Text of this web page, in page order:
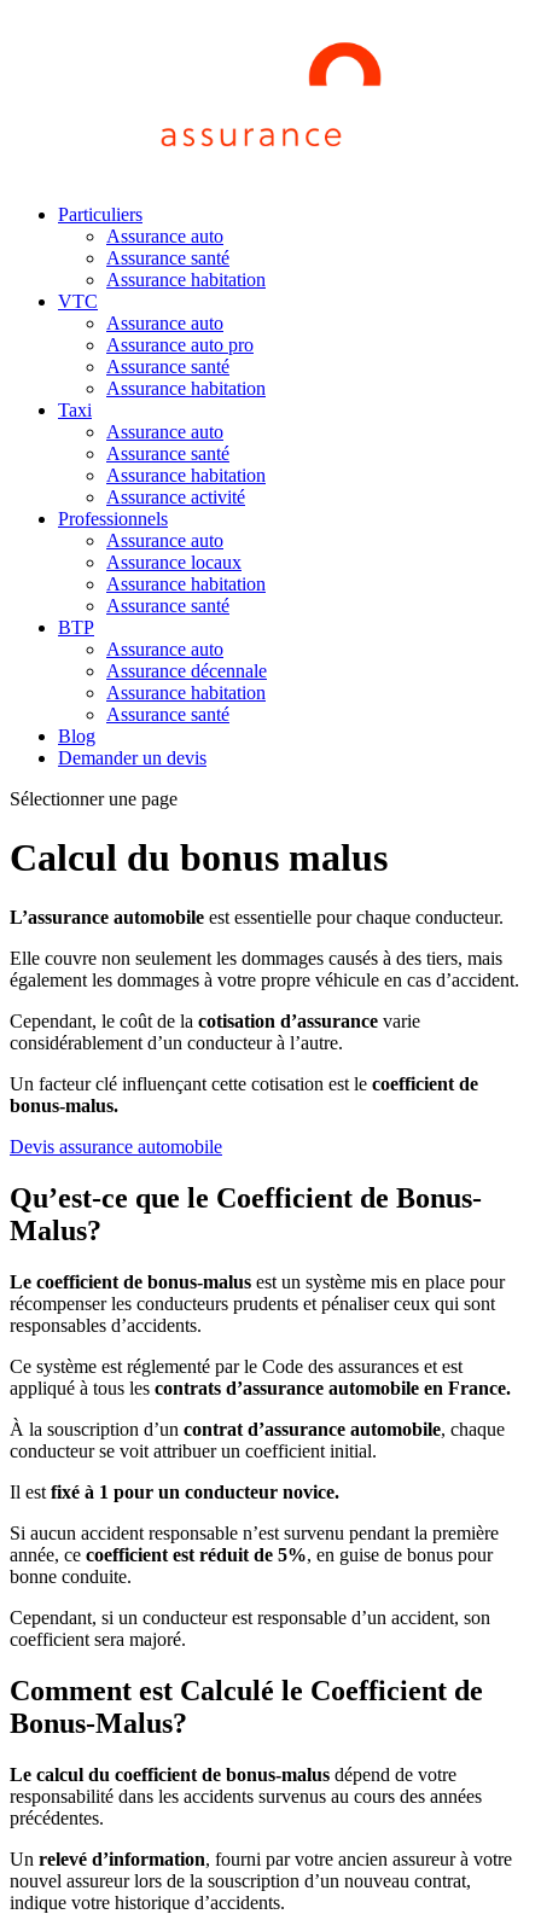
Particuliers
Assurance auto
Assurance santé
Assurance habitation
VTC
Assurance auto
Assurance auto pro
Assurance santé
Assurance habitation
Taxi
Assurance auto
Assurance santé
Assurance habitation
Assurance activité
Professionnels
Assurance auto
Assurance locaux
Assurance habitation
Assurance santé
BTP
Assurance auto
Assurance décennale
Assurance habitation
Assurance santé
Blog
Demander un devis
Sélectionner une page
Calcul du bonus malus
L’assurance automobile est essentielle pour chaque conducteur.
Elle couvre non seulement les dommages causés à des tiers, mais
également les dommages à votre propre véhicule en cas d’accident.
Cependant, le coût de la cotisation d’assurance varie
considérablement d’un conducteur à l’autre.
Un facteur clé influençant cette cotisation est le coefficient de
bonus-malus.
Devis assurance automobile
Qu’est-ce que le Coefficient de Bonus-
Malus?
Le coefficient de bonus-malus est un système mis en place pour
récompenser les conducteurs prudents et pénaliser ceux qui sont
responsables d’accidents.
Ce système est réglementé par le Code des assurances et est
appliqué à tous les contrats d’assurance automobile en France.
À la souscription d’un contrat d’assurance automobile, chaque
conducteur se voit attribuer un coefficient initial.
Il est fixé à 1 pour un conducteur novice.
Si aucun accident responsable n’est survenu pendant la première
année, ce coefficient est réduit de 5%, en guise de bonus pour
bonne conduite.
Cependant, si un conducteur est responsable d’un accident, son
coefficient sera majoré.
Comment est Calculé le Coefficient de
Bonus-Malus?
Le calcul du coefficient de bonus-malus dépend de votre
responsabilité dans les accidents survenus au cours des années
précédentes.
Un relevé d’information, fourni par votre ancien assureur à votre
nouvel assureur lors de la souscription d’un nouveau contrat,
indique votre historique d’accidents.